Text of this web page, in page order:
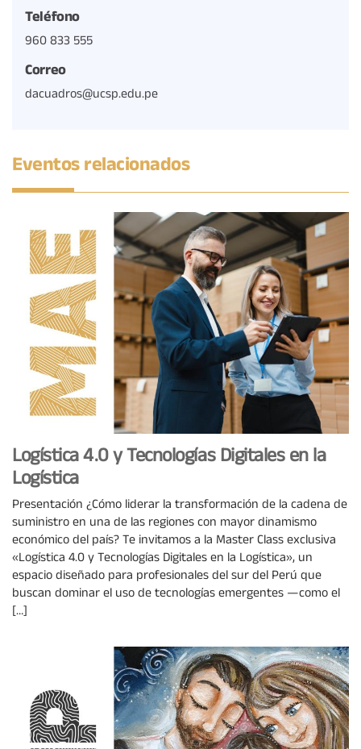
Teléfono
960 833 555
Correo
dacuadros@ucsp.edu.pe
Eventos relacionados
Logística 4.0 y Tecnologías Digitales en la
Logística
Presentación ¿Cómo liderar la transformación de la cadena de
suministro en una de las regiones con mayor dinamismo
económico del país? Te invitamos a la Master Class exclusiva
«Logística 4.0 y Tecnologías Digitales en la Logística», un
espacio diseñado para profesionales del sur del Perú que
buscan dominar el uso de tecnologías emergentes —como el
[…]